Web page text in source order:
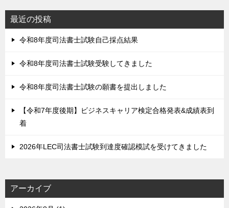
最近の投稿
令和8年度司法書士試験自己採点結果
令和8年度司法書士試験受験してきました
令和8年度司法書士試験の願書を提出しました
【令和7年度後期】ビジネスキャリア検定合格発表&成績表到
着
2026年LEC司法書士試験到達度確認模試を受けてきました
アーカイブ